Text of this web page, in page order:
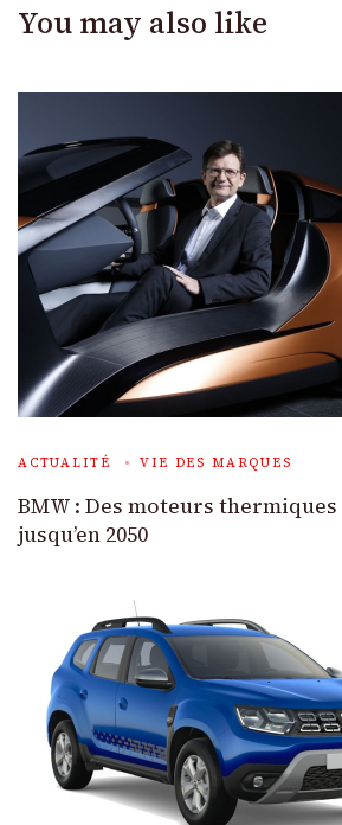
You may also like
ACTUALITÉ VIE DES MARQUES
BMW : Des moteurs
jusqu’en 2050